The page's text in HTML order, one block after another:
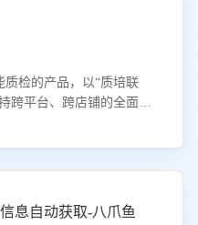
检的产品，以“质培联
跨平台、跨店铺的全面、
息自动获取-八爪鱼